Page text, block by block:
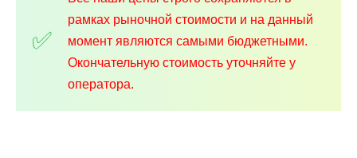
рамках рыночной стоимости и на данный
момент являются самыми бюджетными.
Окончательную стоимость уточняйте у
оператора.